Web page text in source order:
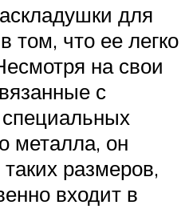
для
том, что ее легко
на свои
с
металла, он
размеров,
входит в